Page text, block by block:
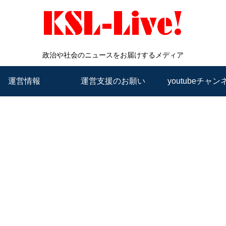
政治や社会のニュースをお届けするメディア
運営情報 運営支援のお願い youtubeチャン